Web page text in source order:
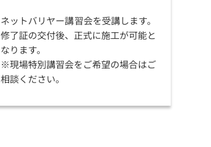
ネットバリヤー講習会を受講します。
修了証の交付後、正式に施工が可能と
なります。
※現場特別講習会をご希望の場合はご
相談ください。